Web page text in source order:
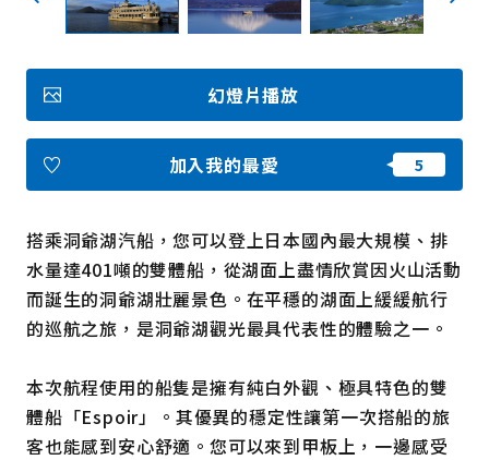
Face
book
Insta
gram
YouT
ube
Insta
gram
Face
book
照片集
影片
觀光手冊
使用條款
隱私權政策摘要
Cookie 政策
語言
搭乘洞爺湖汽船，您可以登上日本國內最大規模、排
水量達401噸的雙體船，從湖面上盡情欣賞因火山活動
而誕生的洞爺湖壯麗景色。在平穩的湖面上緩緩航行
的巡航之旅，是洞爺湖觀光最具代表性的體驗之一。
本次航程使用的船隻是擁有純白外觀、極具特色的雙
體船「Espoir」。其優異的穩定性讓第一次搭船的旅
客也能感到安心舒適。您可以來到甲板上，一邊感受
幻燈片播放
加入我的最愛